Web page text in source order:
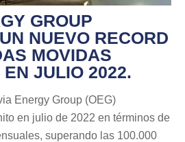
GROUP
NUEVO RECORD
MOVIDAS
JULIO 2022.
Energy Group (OEG)
en julio de 2022 en términos de
superando las 100.000